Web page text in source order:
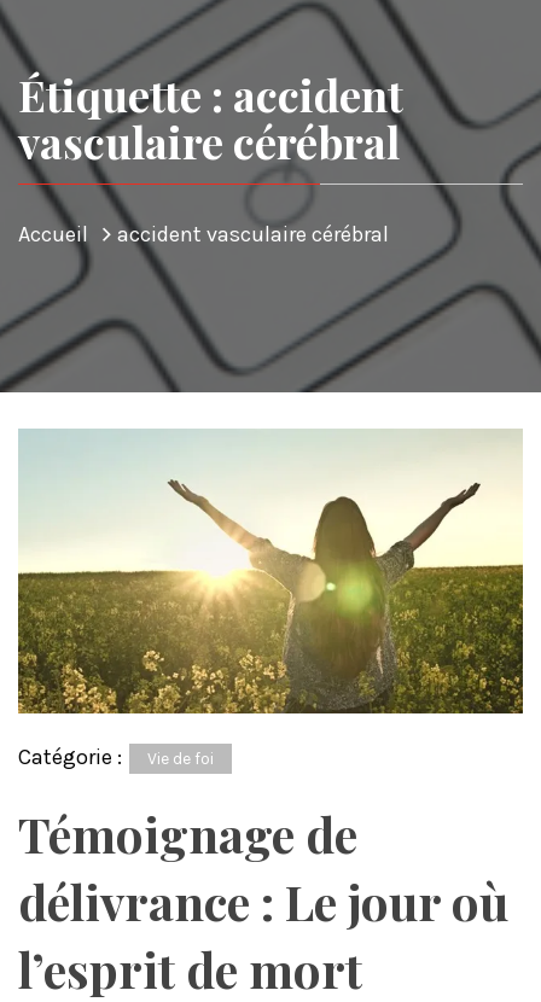
Étiquette : accident
vasculaire cérébral
Accueil accident vasculaire cérébral
Catégorie : Vie de foi
Témoignage de
délivrance : Le jour où
l’esprit de mort